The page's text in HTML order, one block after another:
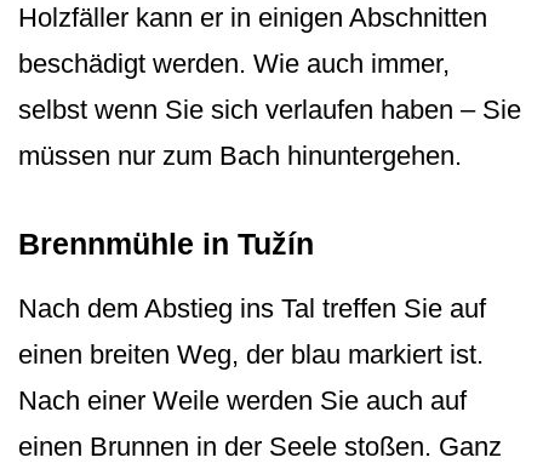
Holzfäller kann er in einigen Abschnitten
beschädigt werden. Wie auch immer,
selbst wenn Sie sich verlaufen haben – Sie
müssen nur zum Bach hinuntergehen.
Brennmühle in Tužín
Nach dem Abstieg ins Tal treffen Sie auf
einen breiten Weg, der blau markiert ist.
Nach einer Weile werden Sie auch auf
einen Brunnen in der Seele stoßen. Ganz